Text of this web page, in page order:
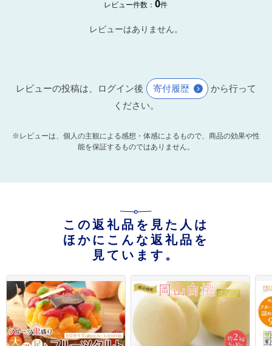
レビュー件数：0件
レビューはありません。
レビューの投稿は、ログイン後 寄付履歴
から行って
ください。
※レビューは、個人の主観による感想・体感によるもので、商品の効果や性
能を保証するものではありません。
この返礼品を見た人は
ほかにこんな返礼品を
見ています。